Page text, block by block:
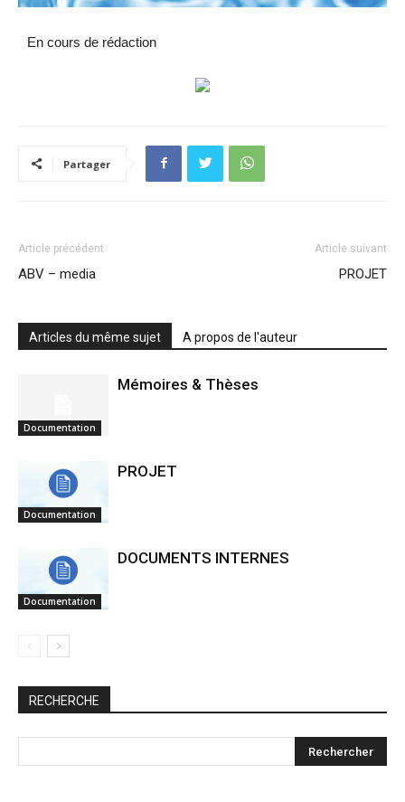
En cours de rédaction
Partager
Article précédent
ABV – media
Article suivant
PROJET
Articles du même sujet A propos de l'auteur
Documentation
Mémoires & Thèses
Documentation
PROJET
Documentation
DOCUMENTS INTERNES
RECHERCHE